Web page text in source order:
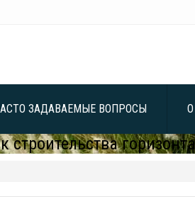
ЗАДАВАЕМЫЕ ВОПРОСЫ
строительства